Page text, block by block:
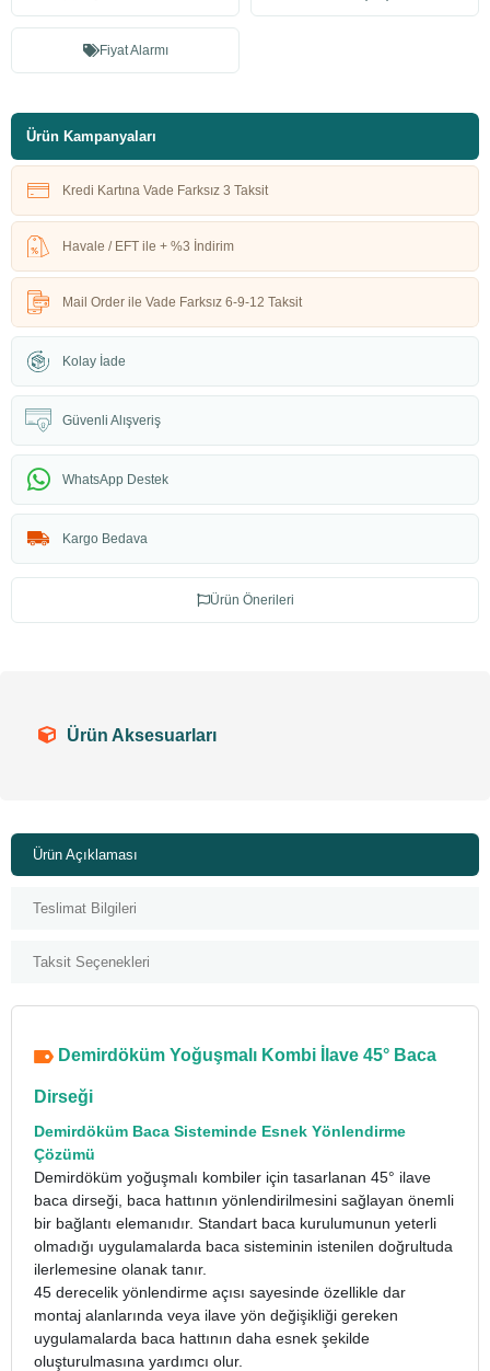
Fiyat Alarmı
Ürün Kampanyaları
Kredi Kartına Vade Farksız 3 Taksit
Havale / EFT ile + %3 İndirim
Mail Order ile Vade Farksız 6-9-12 Taksit
Kolay İade
Güvenli Alışveriş
WhatsApp Destek
Kargo Bedava
Ürün Önerileri
Ürün Aksesuarları
Ürün Açıklaması
Teslimat Bilgileri
Taksit Seçenekleri
Demirdöküm Yoğuşmalı Kombi İlave 45° Baca
Dirseği
Demirdöküm Baca Sisteminde Esnek Yönlendirme
Çözümü
Demirdöküm yoğuşmalı kombiler için tasarlanan 45° ilave
baca dirseği, baca hattının yönlendirilmesini sağlayan önemli
bir bağlantı elemanıdır. Standart baca kurulumunun yeterli
olmadığı uygulamalarda baca sisteminin istenilen doğrultuda
ilerlemesine olanak tanır.
45 derecelik yönlendirme açısı sayesinde özellikle dar
montaj alanlarında veya ilave yön değişikliği gereken
uygulamalarda baca hattının daha esnek şekilde
oluşturulmasına yardımcı olur.